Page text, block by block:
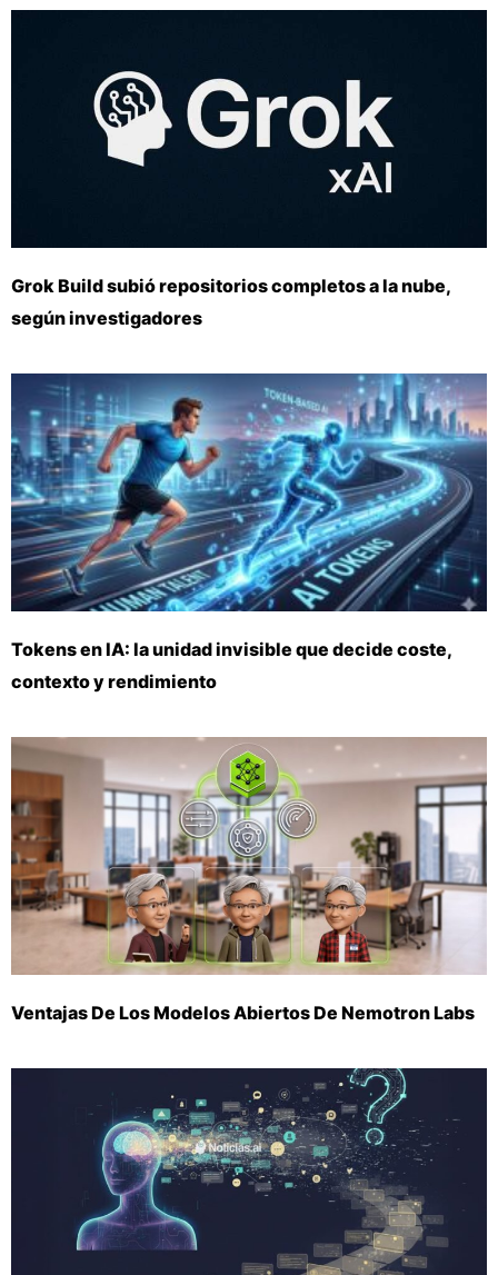
Grok Build subió repositorios completos a la nube,
según investigadores
Tokens en IA: la unidad invisible que decide coste,
contexto y rendimiento
Ventajas De Los Modelos Abiertos De Nemotron Labs